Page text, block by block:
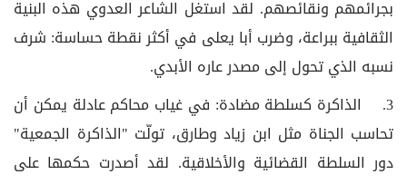
بجرائمهم ونقائصهم. لقد استغل الشاعر العدوي هذه البنية
الثقافية ببراعة، وضرب أبا يعلى في أكثر نقطة حساسة: شرف
نسبه الذي تحول إلى مصدر عاره الأبدي.
3. الذاكرة كسلطة مضادة: في غياب محاكم عادلة يمكن أن
تحاسب الجناة مثل ابن زياد وطارق، تولّت "الذاكرة الجمعية"
دور السلطة القضائية والأخلاقية. لقد أصدرت حكمها على